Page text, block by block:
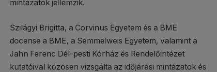
mintázatok jellemzik.
Szilágyi Brigitta, a Corvinus Egyetem és a BME
docense a BME, a Semmelweis Egyetem, valamint a
Jahn Ferenc Dél-pesti Kórház és Rendelőintézet
kutatóival közösen vizsgálta az időjárási mintázatok és